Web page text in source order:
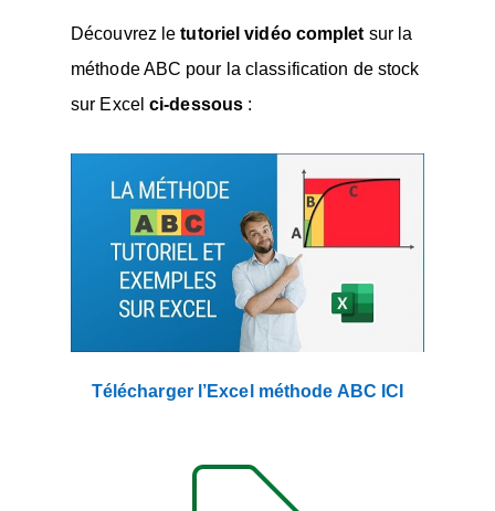
Découvrez letutoriel vidéo complet sur la
méthode ABC pour la classification de stock
sur Excel ci-dessous :
Télécharger l’Excel méthode ABC ICI